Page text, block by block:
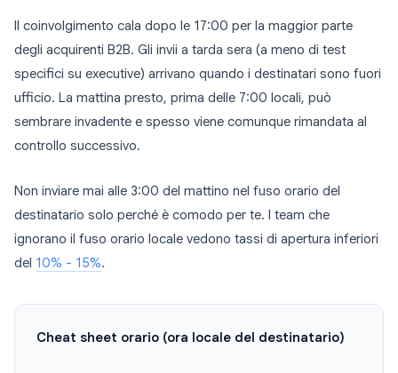
Il coinvolgimento cala dopo le 17:00 per la maggior parte
degli acquirenti B2B. Gli invii a tarda sera (a meno di test
specifici su executive) arrivano quando i destinatari sono fuori
ufficio. La mattina presto, prima delle 7:00 locali, può
sembrare invadente e spesso viene comunque rimandata al
controllo successivo.
Non inviare mai alle 3:00 del mattino nel fuso orario del
destinatario solo perché è comodo per te. I team che
ignorano il fuso orario locale vedono tassi di apertura inferiori
del 10% - 15%.
Cheat sheet orario (ora locale del destinatario)